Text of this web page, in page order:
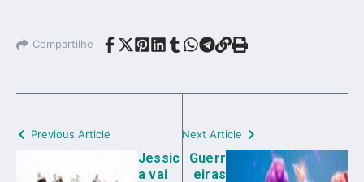
Compartilhe
Previous Article
Jessic
a vai
Next Article
Guerr
eiras